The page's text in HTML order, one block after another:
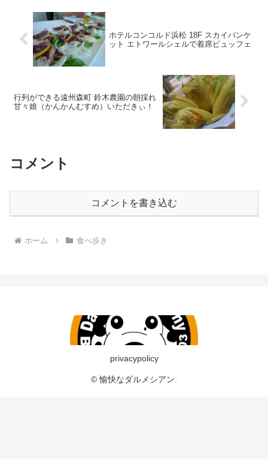
ホテルコンコルド浜松 18F スカイバンケ
ット エトワールシェルで着席ビュッフェ
行列ができる遠州森町 鈴木農園の朝採れ
甘々娘（かんかんむすめ）いただきぃ！
コメント
コメントを書き込む
ホーム 食べ歩き
privacypolicy
© 愉快なダルメシアン.